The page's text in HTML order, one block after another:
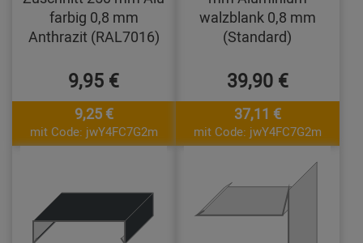
farbig 0,8 mm
Anthrazit (RAL7016)
9,95 €
9,25 €
mit Code: jwY4FC7G2m
walzblank 0,8 mm
(Standard)
39,90 €
37,11 €
mit Code: jwY4FC7G2m